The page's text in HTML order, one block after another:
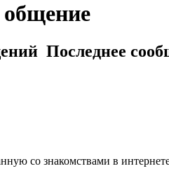
общение
Последнее
со знакомствами в